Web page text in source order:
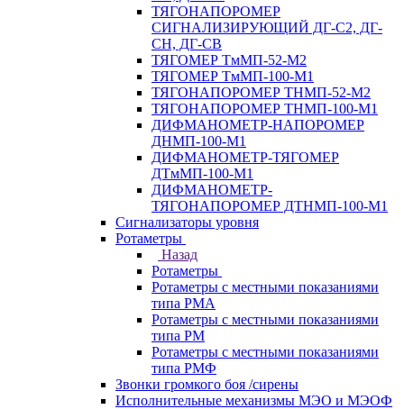
ТЯГОНАПОРОМЕР
СИГНАЛИЗИРУЮЩИЙ ДГ-С2, ДГ-
СН, ДГ-СВ
ТЯГОМЕР ТмМП-52-М2
ТЯГОМЕР ТмМП-100-М1
ТЯГОНАПОРОМЕР ТНМП-52-М2
ТЯГОНАПОРОМЕР ТНМП-100-М1
ДИФМАНОМЕТР-НАПОРОМЕР
ДНМП-100-М1
ДИФМАНОМЕТР-ТЯГОМЕР
ДТмМП-100-М1
ДИФМАНОМЕТР-
ТЯГОНАПОРОМЕР ДТНМП-100-М1
Сигнализаторы уровня
Ротаметры
Назад
Ротаметры
Ротаметры с местными показаниями
типа РМА
Ротаметры с местными показаниями
типа РМ
Ротаметры с местными показаниями
типа РМФ
Звонки громкого боя /сирены
Исполнительные механизмы МЭО и МЭОФ